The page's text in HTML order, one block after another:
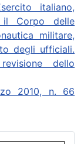
italiano,
il Corpo delle
militare,
degli ufficiali.
dello
2010, n. 66